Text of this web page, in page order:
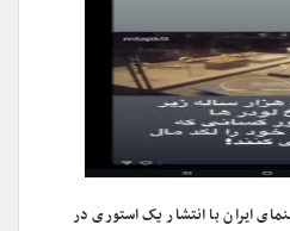
ایران با انتشار یک استوری در